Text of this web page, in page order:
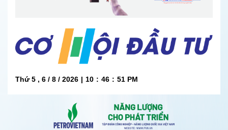
Thứ 5 , 6 / 8 / 2026 | 10 : 46 : 52 PM